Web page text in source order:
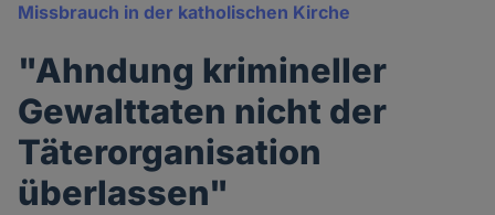
Missbrauch in der katholischen Kirche
"Ahndung krimineller
Gewalttaten nicht der
Täterorganisation
überlassen"